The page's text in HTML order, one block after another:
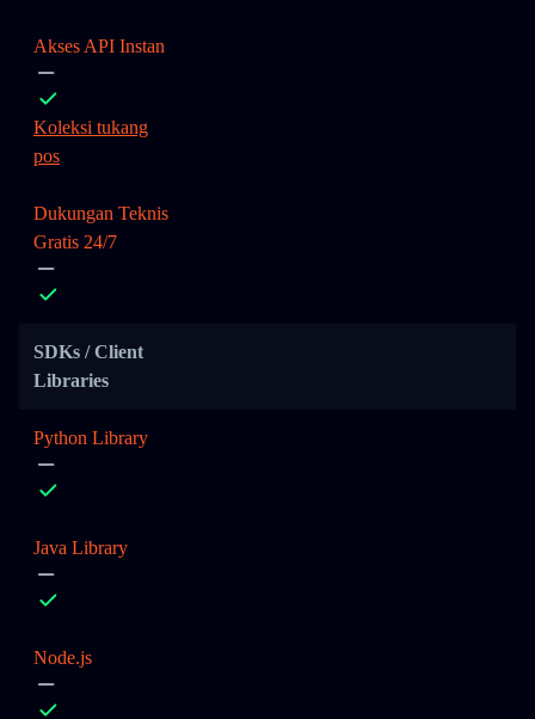
Akses API Instan
Koleksi tukang
pos
Dukungan Teknis
Gratis 24/7
SDKs / Client
Libraries
Python Library
Java Library
Node.js